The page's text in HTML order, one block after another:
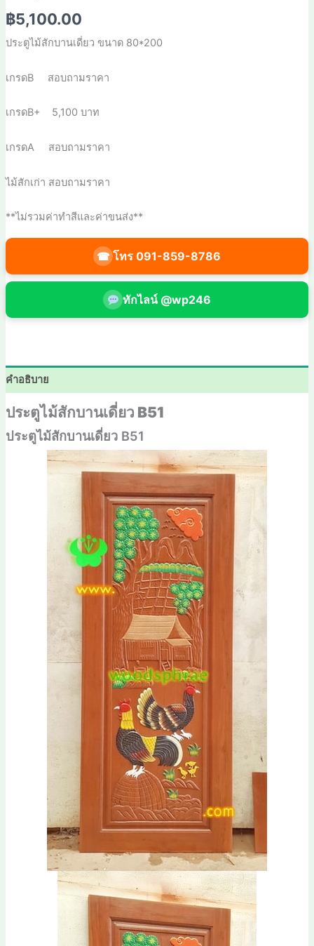
฿5,100.00
ประตูไม้สักบานเดี่ยว ขนาด 80*200
เกรดB สอบถามราคา
เกรดB+ 5,100 บาท
เกรดA สอบถามราคา
ไม้สักเก่า สอบถามราคา
**ไม่รวมค่าทำสีและค่าขนส่ง**
☎ โทร 091-859-8786
ทักไลน์ @wp246
คำอธิบาย
ประตูไม้สักบานเดี่ยว B51
ประตูไม้สักบานเดี่ยว B51